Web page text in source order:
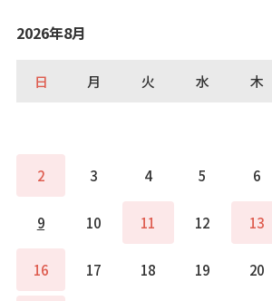
2026年8月
日 月 火 水 木
2 3 4 5 6
9 10 11 12 13
16 17 18 19 20